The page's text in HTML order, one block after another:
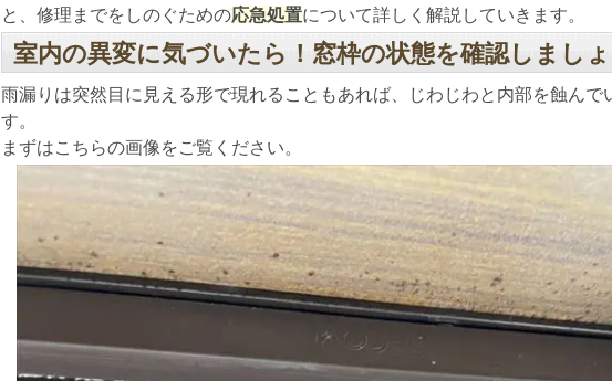
と、修理までをしのぐための応急処置について詳しく解説していきます。
室内の異変に気づいたら！窓枠の状態を確認しまし
雨漏りは突然目に見える形で現れることもあれば、じわじわと内部を蝕んで
す。
まずはこちらの画像をご覧ください。